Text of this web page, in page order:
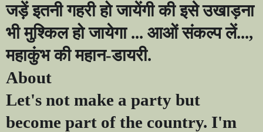
जड़ें इतनी गहरी हो जायेंगी की इसे उखाड़ना
भी मुश्किल हो जायेगा ... आओं संकल्प लें...,
महाकुंभ की महान-डायरी.
About
Let's not make a party but
become part of the country. I'm